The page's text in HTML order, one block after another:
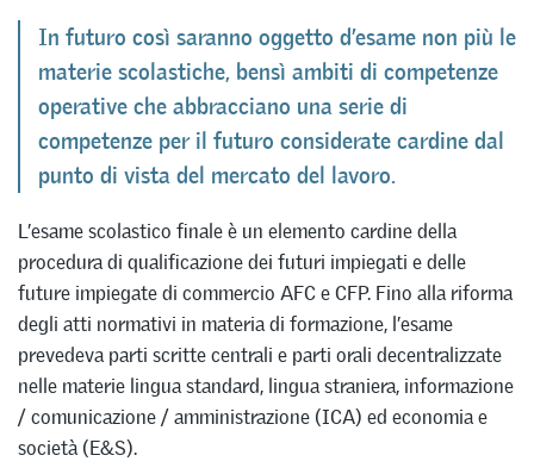
In futuro così saranno oggetto d’esame non più le
materie scolastiche, bensì ambiti di competenze
operative che abbracciano una serie di
competenze per il futuro considerate cardine dal
punto di vista del mercato del lavoro.
L’esame scolastico finale è un elemento cardine della
procedura di qualificazione dei futuri impiegati e delle
future impiegate di commercio AFC e CFP. Fino alla riforma
degli atti normativi in materia di formazione, l’esame
prevedeva parti scritte centrali e parti orali decentralizzate
nelle materie lingua standard, lingua straniera, informazione
/ comunicazione / amministrazione (ICA) ed economia e
società (E&S).